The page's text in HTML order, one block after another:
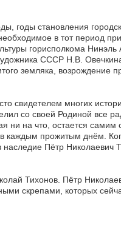
годы становления
в тот период
горисполкома Нинэль
СССР Н.В.
земляка, возрождение
свидетелем многих
со своей Родиной все
ни на что, остается самим
каждым прожитым днём.
наследие Пётр Николаевич
Тихонов. Пётр
скрепами, которых